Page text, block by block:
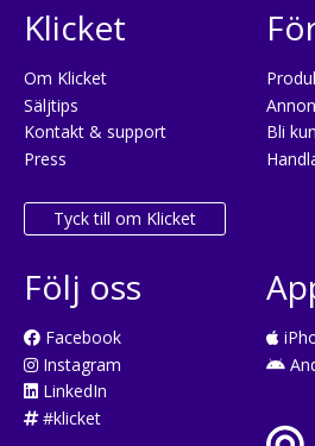
Klicket
Om Klicket
Säljtips
Kontakt & support
Press
Tyck till om Klicket
Bli
Följ oss
Facebook
Instagram
LinkedIn
#klicket